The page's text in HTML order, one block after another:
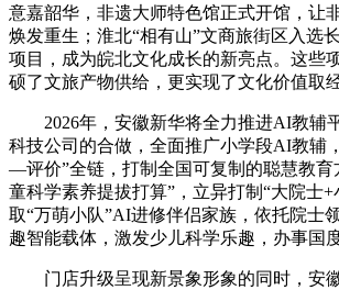
意嘉韶华，非遗大师特色馆正式开馆，让
焕发重生；淮北“相有山”文商旅街区入选
项目，成为皖北文化成长的新亮点。这些
硕了文旅产物供给，更实现了文化价值取
2026年，安徽新华将全力推进AI教辅
科技公司的合做，全面推广小学段AI教辅
—评价”全链，打制全国可复制的聪慧教育
童科学素养提拔打算”，立异打制“大院士+
取“万萌小队”AI进修伴侣家族，依托院士
趣智能载体，激发少儿科学乐趣，办事国
门店升级呈现新景象形象的同时，安